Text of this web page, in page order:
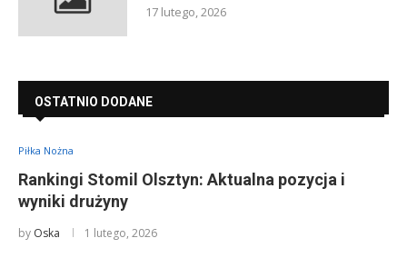
17 lutego, 2026
OSTATNIO DODANE
Piłka Nożna
Rankingi Stomil Olsztyn: Aktualna pozycja i
wyniki drużyny
by Oska 1 lutego, 2026